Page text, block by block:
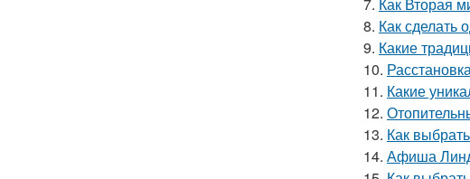
8. Как сделать
9. Какие
10.
11. Какие
12.
13. Как
14. Афиша